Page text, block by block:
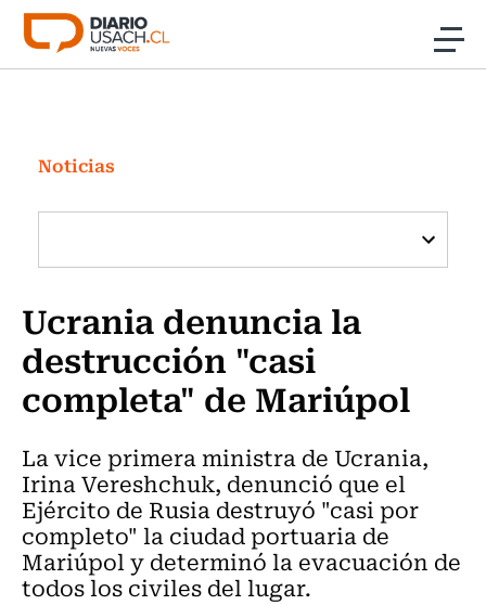
Click acá para ir directamente al contenido
Investigación
Cultura
Programas Radio y TV Usach
Noticias
Ucrania denuncia la
destrucción "casi
completa" de Mariúpol
La vice primera ministra de Ucrania,
Irina Vereshchuk, denunció que el
Ejército de Rusia destruyó "casi por
completo" la ciudad portuaria de
Mariúpol y determinó la evacuación de
todos los civiles del lugar.